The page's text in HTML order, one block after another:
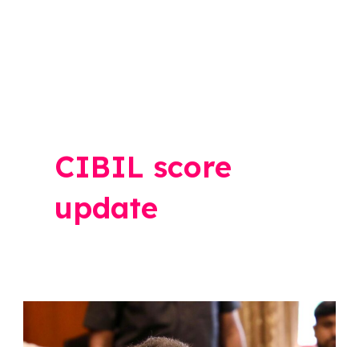
CIBIL score
update
शेतकऱ्यांसाठी
CIBIL